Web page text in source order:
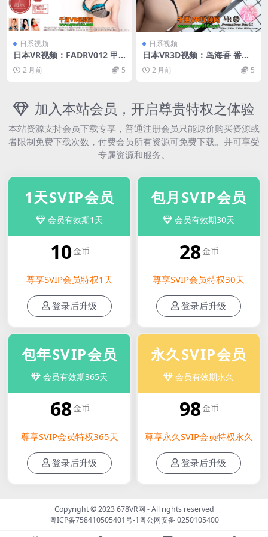
日系视频
日本VR视频：FADRV012 甲
斐はるか 〜時間を超えて 数
字重制版
2 月前 5
日系视频
日本VR3D视频：鸟海香 番号
PDS025 超清日本VR全景视频
下载 8.78G
2 月前 5
加入本站会员，开启尊贵特权之体验
本站资源支持会员下载专享，普通注册会员只能原价购买资源或
者限制免费下载次数，付费会员所有资源可免费下载。并可享受
专属资源和服务。
1天SVIP会员
会员有效期1天
10金币
尊享SVIP会员特权1天
登录后升级
包月SVIP会员
会员有效期30天
28金币
尊享SVIP会员特权30天
登录后升级
包年SVIP会员
会员有效期365天
68金币
尊享SVIP会员特权365天
登录后升级
永久SVIP会员
会员有效期永久
98金币
尊享永久SVIP会员特权永久
登录后升级
Copyright © 2023678VR网 - All rights reserved
粤ICP备758410505401号-1粤公网安备 0250105400